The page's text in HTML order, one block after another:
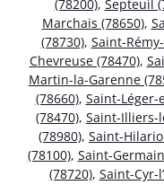
(78200), Septeuil
Marchais (78650),
(78730), Saint-
Chevreuse (78470),
Martin-la-Garenne
(78660), Saint-Léger-
(78470), Saint-Illiers-
(78980), Saint-
(78100), Saint-
(78720), Saint-Cyr-